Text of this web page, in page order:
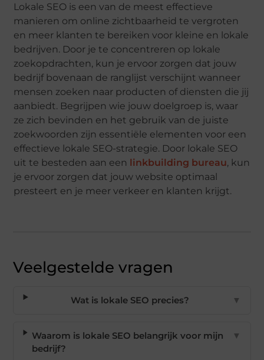
Lokale SEO is een van de meest effectieve
manieren om online zichtbaarheid te vergroten
en meer klanten te bereiken voor kleine en lokale
bedrijven. Door je te concentreren op lokale
zoekopdrachten, kun je ervoor zorgen dat jouw
bedrijf bovenaan de ranglijst verschijnt wanneer
mensen zoeken naar producten of diensten die jij
aanbiedt. Begrijpen wie jouw doelgroep is, waar
ze zich bevinden en het gebruik van de juiste
zoekwoorden zijn essentiële elementen voor een
effectieve lokale SEO-strategie. Door lokale SEO
uit te besteden aan een linkbuilding bureau, kun
je ervoor zorgen dat jouw website optimaal
presteert en je meer verkeer en klanten krijgt.
Veelgestelde vragen
Wat is lokale SEO precies? ▼
Waarom is lokale SEO belangrijk voor mijn
bedrijf?
▼